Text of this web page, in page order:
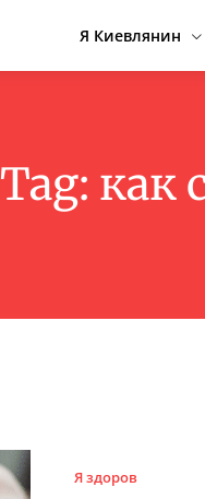
Я Киевлянин
Tag: как
Я здоров